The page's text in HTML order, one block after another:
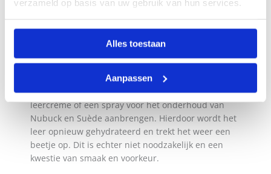
verzameld op basis van uw gebruik van hun services.
Alles toestaan
Aanpassen
regelmatig af te nemen met een licht bevochtigde
Gebruik geen zeep of producten op basis van zeep,
verminderen de levensduur.
Als je wilt, kun je een of twee keer per jaar een fijne
leercrème of een spray voor het onderhoud van
Nubuck en Suède aanbrengen. Hierdoor wordt het
leer opnieuw gehydrateerd en trekt het weer een
beetje op. Dit is echter niet noodzakelijk en een
kwestie van smaak en voorkeur.